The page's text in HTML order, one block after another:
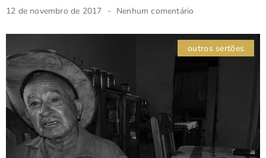
12 de novembro de 2017 Nenhum comentário
outros sertões